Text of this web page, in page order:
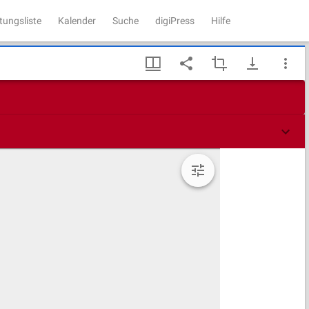
Kalender Suche digiPress Hilfe